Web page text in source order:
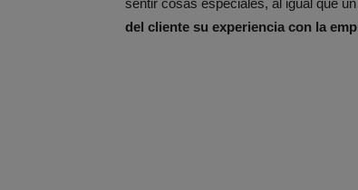
sentir cosas especiales, al igual que
del cliente su experiencia con la